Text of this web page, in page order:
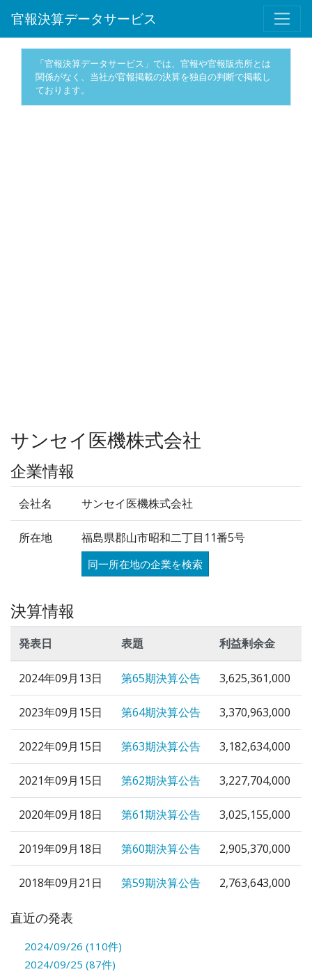
官報決算データサービス
「官報決算データサービス」では、官報や官報販売所とは
関係がなく、当社が官報掲載の決算を独自の判断で掲載し
ております。
サンセイ医機株式会社
企業情報
会社名 サンセイ医機株式会社
所在地 福島県郡山市昭和二丁目11番5号
同一所在地の企業を検索
決算情報
発表日 表題 利益剰余金
2024年09月13日 第65期決算公告 3,625,361,000
2023年09月15日 第64期決算公告 3,370,963,000
2022年09月15日 第63期決算公告 3,182,634,000
2021年09月15日 第62期決算公告 3,227,704,000
2020年09月18日 第61期決算公告 3,025,155,000
2019年09月18日 第60期決算公告 2,905,370,000
2018年09月21日 第59期決算公告 2,763,643,000
直近の発表
2024/09/26 (110件)
2024/09/25 (87件)